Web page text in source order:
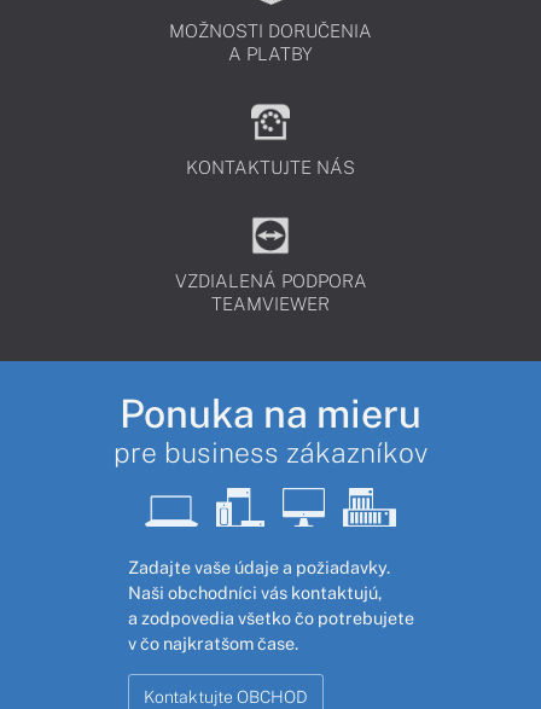
MOŽNOSTI DORUČENIA
A PLATBY
KONTAKTUJTE NÁS
VZDIALENÁ PODPORA
TEAMVIEWER
Ponuka na mieru
pre business zákazníkov
Zadajte vaše údaje a požiadavky.
Naši obchodníci vás kontaktujú,
a zodpovedia všetko čo potrebujete
v čo najkratšom čase.
Kontaktujte OBCHOD